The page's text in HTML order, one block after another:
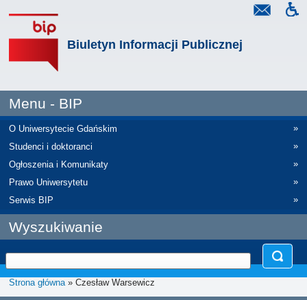
Biuletyn Informacji Publicznej
Menu - BIP
O Uniwersytecie Gdańskim
»
Studenci i doktoranci
»
Ogłoszenia i Komunikaty
»
Prawo Uniwersytetu
»
Serwis BIP
»
Wyszukiwanie
Strona główna» Czesław Warsewicz